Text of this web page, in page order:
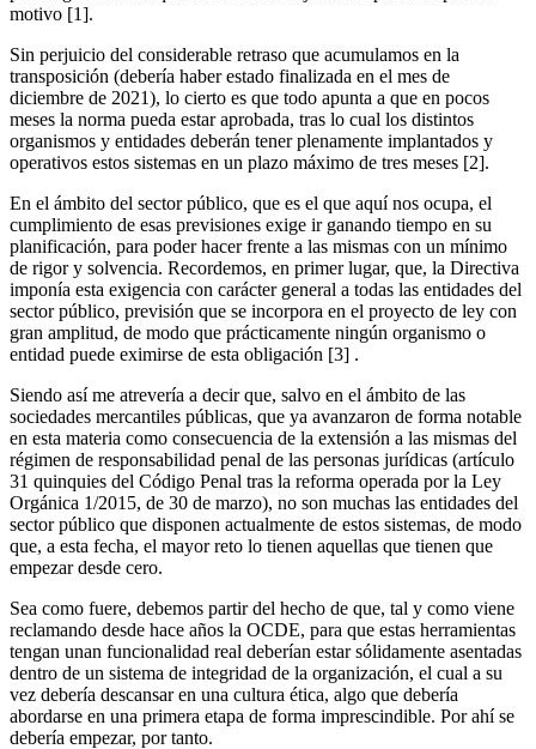
motivo [1].
Sin perjuicio del considerable retraso que acumulamos en la
transposición (debería haber estado finalizada en el mes de
diciembre de 2021), lo cierto es que todo apunta a que en pocos
meses la norma pueda estar aprobada, tras lo cual los distintos
organismos y entidades deberán tener plenamente implantados y
operativos estos sistemas en un plazo máximo de tres meses [2].
En el ámbito del sector público, que es el que aquí nos ocupa, el
cumplimiento de esas previsiones exige ir ganando tiempo en su
planificación, para poder hacer frente a las mismas con un mínimo
de rigor y solvencia. Recordemos, en primer lugar, que, la Directiva
imponía esta exigencia con carácter general a todas las entidades del
sector público, previsión que se incorpora en el proyecto de ley con
gran amplitud, de modo que prácticamente ningún organismo o
entidad puede eximirse de esta obligación [3] .
Siendo así me atrevería a decir que, salvo en el ámbito de las
sociedades mercantiles públicas, que ya avanzaron de forma notable
en esta materia como consecuencia de la extensión a las mismas del
régimen de responsabilidad penal de las personas jurídicas (artículo
31 quinquies del Código Penal tras la reforma operada por la Ley
Orgánica 1/2015, de 30 de marzo), no son muchas las entidades del
sector público que disponen actualmente de estos sistemas, de modo
que, a esta fecha, el mayor reto lo tienen aquellas que tienen que
empezar desde cero.
Sea como fuere, debemos partir del hecho de que, tal y como viene
reclamando desde hace años la OCDE, para que estas herramientas
tengan unan funcionalidad real deberían estar sólidamente asentadas
dentro de un sistema de integridad de la organización, el cual a su
vez debería descansar en una cultura ética, algo que debería
abordarse en una primera etapa de forma imprescindible. Por ahí se
debería empezar, por tanto.